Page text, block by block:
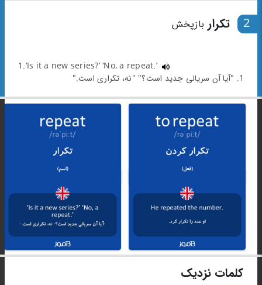
2 تکرار بازپخش
1.‘Is it a new series?’ ‘No, a repeat.’
1. "آیا آن سریالی جدید است؟" "نه، تکراری است."
کلمات نزدیک